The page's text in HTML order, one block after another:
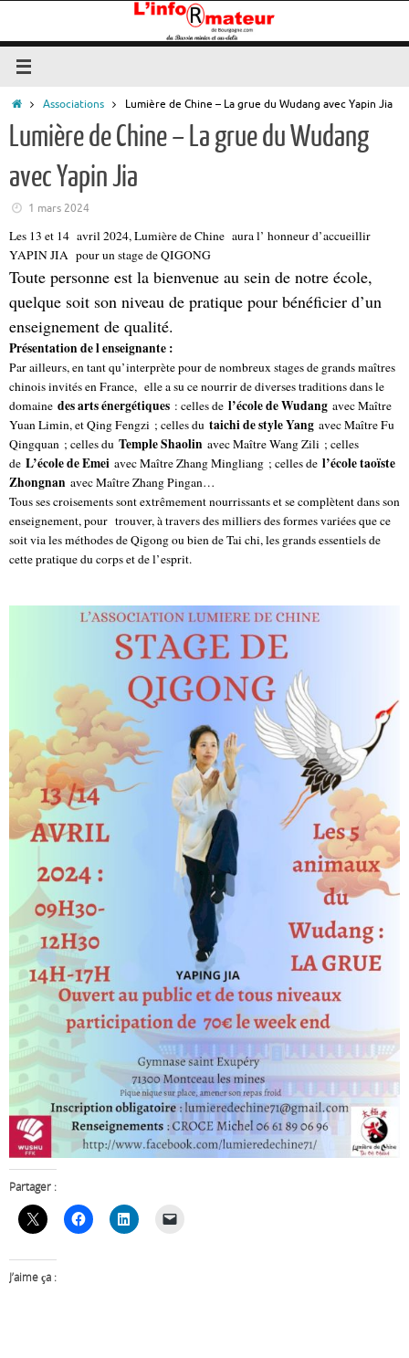
contenu
Accueil
Associations Lumière de Chine – La grue du Wudang avec Yapin Jia
Lumière de Chine – La grue du Wudang
avec Yapin Jia
1 mars 2024
Les 13 et 14 avril 2024, Lumière de Chine aura l’ honneur d’accueillir
YAPIN JIA pour un stage de QIGONG
Toute personne est la bienvenue au sein de notre école,
quelque soit son niveau de pratique pour bénéficier d’un
enseignement de qualité.
Présentation de l enseignante :
Par ailleurs, en tant qu’interprète pour de nombreux stages de grands maîtres
chinois invités en France, elle a su ce nourrir de diverses traditions dans le
domaine des arts énergétiques : celles de l’école de Wudang avec Maître
Yuan Limin, et Qing Fengzi ; celles du taichi de style Yang avec Maître Fu
Qingquan ; celles du Temple Shaolin avec Maître Wang Zili ; celles
de L’école de Emei avec Maître Zhang Mingliang ; celles de l’école taoïste
Zhongnan avec Maître Zhang Pingan…
Tous ses croisements sont extrêmement nourrissants et se complètent dans son
enseignement, pour trouver, à travers des milliers des formes variées que ce
soit via les méthodes de Qigong ou bien de Tai chi, les grands essentiels de
cette pratique du corps et de l’esprit.
Partager :
J’aime ça :